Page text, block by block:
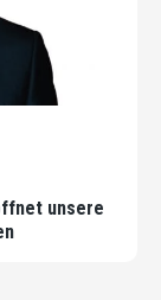
unsere